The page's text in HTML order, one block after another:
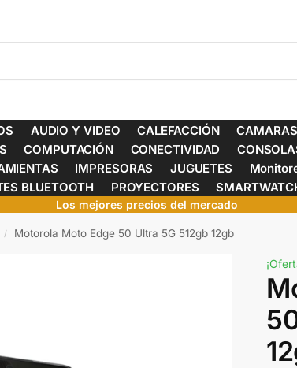
AUDIO Y VIDEO CALEFACCIÓN
COMPUTACIÓN CONECTIVIDAD
IMPRESORAS JUGUETES
BLUETOOTH PROYECTORES
Los mejores precios del mercado
/ Motorola Moto Edge 50 Ultra 5G 512gb 12gb